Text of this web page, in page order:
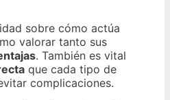
sobre cómo actúa
valorar tanto sus
. También es vital
que cada tipo de
complicaciones.